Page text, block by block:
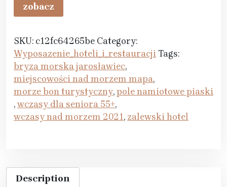
zobacz
SKU: c12fc64265be Category:
Wyposazenie_hoteli_i_restauracjiTags:
bryza morska jarosławiec,
miejscowości nad morzem mapa,
morze bon turystyczny,pole namiotowe piaski
,wczasy dla seniora 55+,
wczasy nad morzem 2021, zalewski hotel
Description